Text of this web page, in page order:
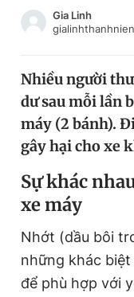
Chuyên mục khác
Tin thị trường
Video
Sản phẩm khác
Tiện ích
Thông tin tòa
Tin đã xem
Đăng xuất
Gia Linh
Nhiều người
dư sau mỗi lần
máy (2 bánh).
gây hại cho xe
Sự khác
xe máy
Nhớt (dầu bôi
những khác
để phù hợp với